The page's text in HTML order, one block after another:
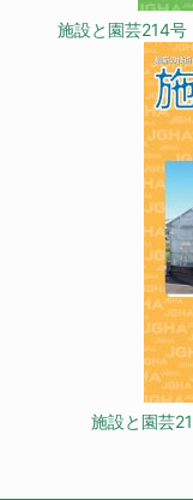
施設と園芸214
施設と園芸